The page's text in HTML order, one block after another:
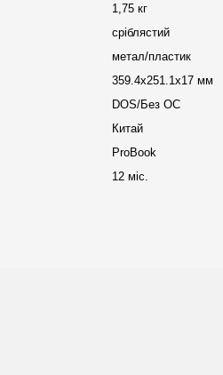
1,75 кг
сріблястий
метал/пластик
359.4х251.1х17 мм
DOS/Без ОС
Китай
ProBook
12 міс.